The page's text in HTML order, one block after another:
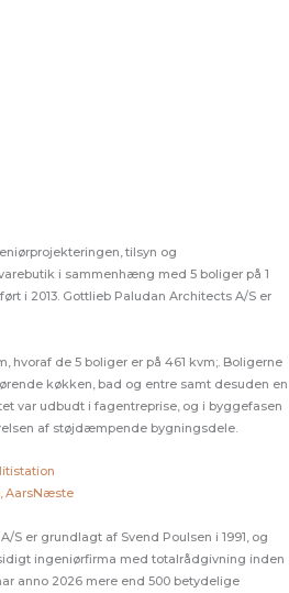
tilsyn og
i sammenhæng med 5 boliger på 1
i 2013. Gottlieb Paludan Architects A/S er
hvoraf de 5 boliger er på 461 kvm;. Boligerne
køkken, bad og entre samt desuden en
var udbudt i fagentreprise, og i byggefasen
af støjdæmpende bygningsdele.
AarsNæste
S er grundlagt af Svend Poulsen i 1991, og
ingeniørfirma med totalrådgivning inden
anno 2026 mere end 500 betydelige